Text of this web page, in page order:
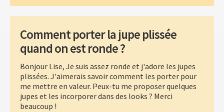
Comment porter la jupe plissée
quand on est ronde ?
Bonjour Lise, Je suis assez ronde et j'adore les jupes
plissées. J'aimerais savoir comment les porter pour
me mettre en valeur. Peux-tu me proposer quelques
jupes et les incorporer dans des looks ? Merci
beaucoup !